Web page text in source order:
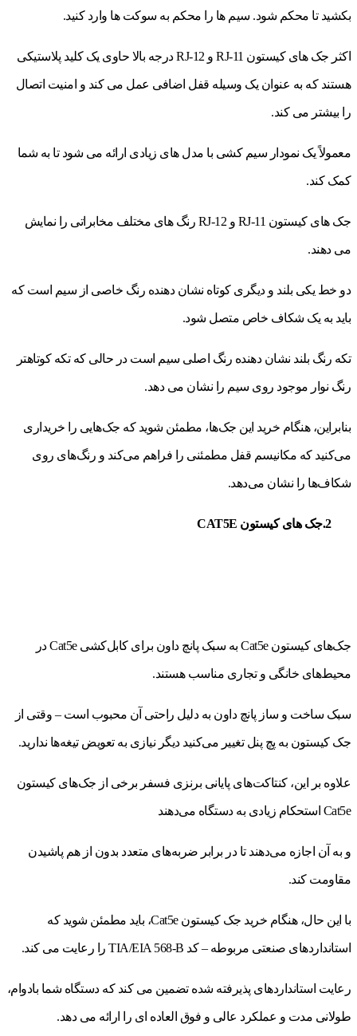
بکشید تا محکم شود. سیم ها را محکم به سوکت ها وارد کنید.
اکثر جک های کیستون RJ-11 و RJ-12 درجه بالا حاوی یک کلید پلاستیکی
هستند که به عنوان یک وسیله قفل اضافی عمل می کند و امنیت اتصال
را بیشتر می کند.
معمولاً یک نمودار سیم کشی با مدل های زیادی ارائه می شود تا به شما
کمک کند.
جک های کیستون RJ-11 و RJ-12 رنگ های مختلف مخابراتی را نمایش
می دهند.
دو خط یکی بلند و دیگری کوتاه نشان دهنده رنگ خاصی از سیم است که
باید به یک شکاف خاص متصل شود.
تکه رنگ بلند نشان دهنده رنگ اصلی سیم است در حالی که تکه کوتاهتر
رنگ نوار موجود روی سیم را نشان می دهد.
بنابراین، هنگام خرید این جک‌ها، مطمئن شوید که جک‌هایی را خریداری
می‌کنید که مکانیسم قفل مطمئنی را فراهم می‌کند و رنگ‌های روی
شکاف‌ها را نشان می‌دهد.
2.جک های کیستون CAT5E
جک‌های کیستون Cat5e به سبک پانچ داون برای کابل‌کشی Cat5e در
محیط‌های خانگی و تجاری مناسب هستند.
سبک ساخت و ساز پانچ داون به دلیل راحتی آن محبوب است – وقتی از
جک کیستون به پچ پنل تغییر می‌کنید دیگر نیازی به تعویض تیغه‌ها ندارید.
علاوه بر این، کنتاکت‌های پایانی برنزی فسفر برخی از جک‌های کیستون
Cat5e استحکام زیادی به دستگاه می‌دهند
و به آن اجازه می‌دهند تا در برابر ضربه‌های متعدد بدون از هم پاشیدن
مقاومت کند.
با این حال، هنگام خرید جک کیستون Cat5e، باید مطمئن شوید که
استانداردهای صنعتی مربوطه – کد TIA/EIA 568-B را رعایت می کند.
رعایت استانداردهای پذیرفته شده تضمین می کند که دستگاه شما بادوام،
طولانی مدت و عملکرد عالی و فوق العاده ای را ارائه می دهد.